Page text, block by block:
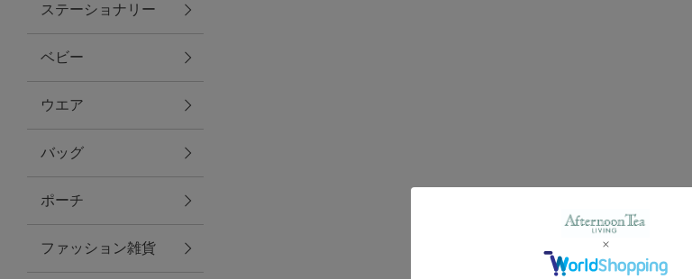
ファブリック
グリーン
バス＆ビューティー
バス＆ビューティー
ステーショナリー
ベビー
ウエア
バッグ
ポーチ
ファッション雑貨